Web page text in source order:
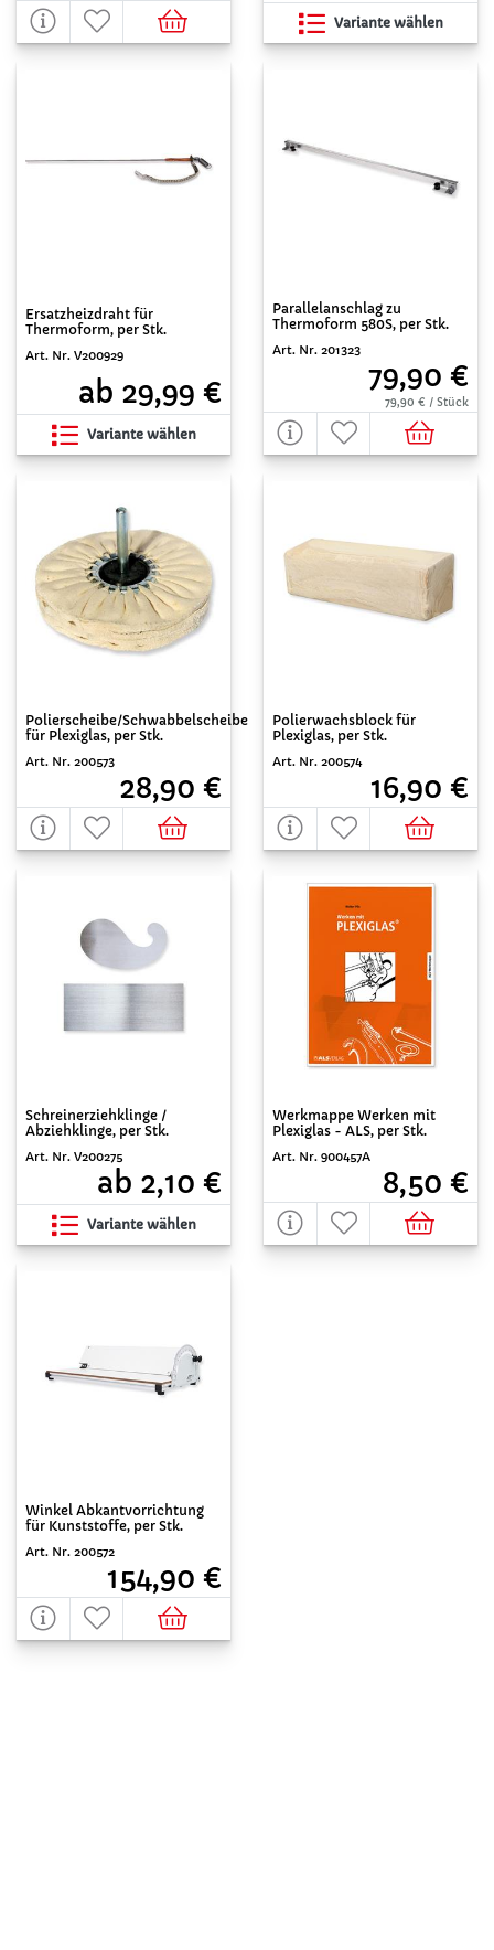
Variante wählen
Ersatzheizdraht für
Thermoform, per Stk.
Art. Nr. V200929
ab 29,99 €
Variante wählen
Parallelanschlag zu
Thermoform 580S, per Stk.
Art. Nr. 201323
79,90 €
79,90 € / Stück
Polierscheibe/Schwabbelscheibe
für Plexiglas, per Stk.
Art. Nr. 200573
28,90 €
Polierwachsblock für
Plexiglas, per Stk.
Art. Nr. 200574
16,90 €
Schreinerziehklinge /
Abziehklinge, per Stk.
Art. Nr. V200275
ab 2,10 €
Variante wählen
Werkmappe Werken mit
Plexiglas - ALS, per Stk.
Art. Nr. 900457A
8,50 €
Winkel Abkantvorrichtung
für Kunststoffe, per Stk.
Art. Nr. 200572
154,90 €